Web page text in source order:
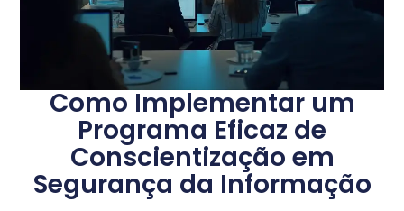
Como Implementar um
Programa Eficaz de
Conscientização em
Segurança da Informação